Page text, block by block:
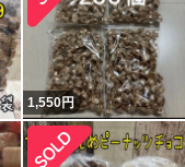
1,550円